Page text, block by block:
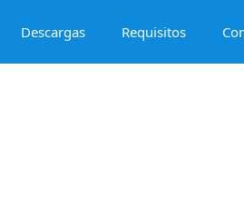
Descargas Requisitos